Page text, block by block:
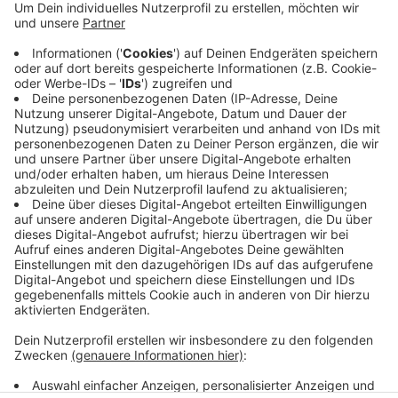
Das hat die Polizei am Freitagmorgen (12.04.)
mitgeteilt. Eine 29-jährige Autofahrerin habe zu spät
erkannt, dass der Verkehr vor ihr ins Stocken kam und
fuhr in das Heck eines anderen Autos. Dadurch sei es
zum Zusammenstoß mit zwei weiteren Fahrzeugen
gekommen. In der Folge kam es zu einem Rückstau
von bis zu 11 Kilometern.
Anzeige
Anzeige